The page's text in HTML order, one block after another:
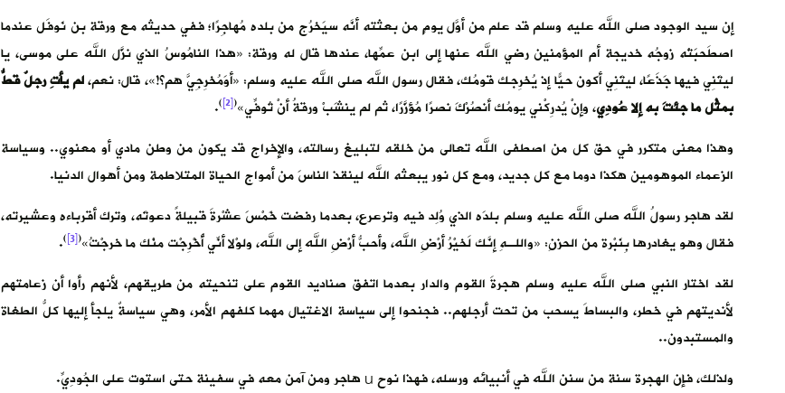
إن سيد الوجود صلى الله عليه وسلم قد علم من أوَّل يومٍ من بعثته أنَّه سيَخرُج من بلده مُهاجِرًا؛ ففي حديثه مع ورقة بن نَوفَل عندما
اصطَحبَتْه زوجُه خديجة أم المؤمنين رضي الله عنها إلى ابن عمِّها، عندها قال له ورقة: «هذا النامُوسُ الذي نزَّل الله على موسى، يا
ليتَنِي فيها جَذَعًا، ليتَنِي أكون حيًّا إذ يُخرِجك قومُك، فقال رسول الله صلى الله عليه وسلم: «أوَمُخرِجِيَّ هم؟!»، قال: نعم،لم يأتِ رجلٌ قطُّ
بمثْل ما جئتَ به إلا عُودِي، وإنْ يُدرِكْني يومُك أنصُرْكَ نصرًا مُؤزَّرًا، ثم لم ينشَبْ ورقةُ أنْ تُوفِّي»(
[2]
)
.
وهذا معنى متكرر في حق كل من اصطفى الله تعالى من خلقه لتبليغ رسالته، والإخراج قد يكون من وطن مادي أو معنوي.. وسياسة
الزعماء الموهومين هكذا دوما مع كل جديد، ومع كل نور يبعثه الله لينقذ الناسَ من أمواج الحياة المتلاطمة ومن أهوال الدنيا.
لقد هاجر رسولُ الله صلى الله عليه وسلم بلدَه الذي وُلِد فيه وترعرع، بعدما رفضت خَمْسَ عشْرةَ قبيلةً دعوتَه، وترك أقرباءه وعشيرته،
فقال وهو يغادرها بِنَبْرة من الحزنِ: «واللـهِ إنَّك لَخيْرُ أرْضِ الله، وأحبُّ أرْضِ الله إلى الله، ولوْلا أنِّي أُخْرِجْت منْك ما خرجْتُ»(
[3]
)
.
لقد اختار النبي صلى الله عليه وسلم هجرةَ القوم والدار بعدما اتفق صناديد القوم على تنحيته من طريقهم، لأنهم رأوا أن زعامتهم
لأنديتهم في خطر، والبساطَ يسحب من تحت أرجلهم.. فجنحوا إلى سياسة الاغتيال مهما كلفهم الأمر، وهي سياسةٌ يلجأ إليها كلُّ الطغاة
والمستبدون..
ولذلك، فإن الهجرة سنة من سنن الله في أنبيائه ورسله، فهذا نوح u هاجر ومن آمن معه في سفينة حتى استوت على الجُودِيِّ.